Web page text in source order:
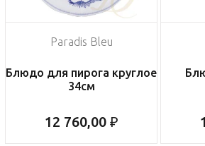
Paradis Bleu
Блюдо для пирога круглое
34см
12 760,00 ₽